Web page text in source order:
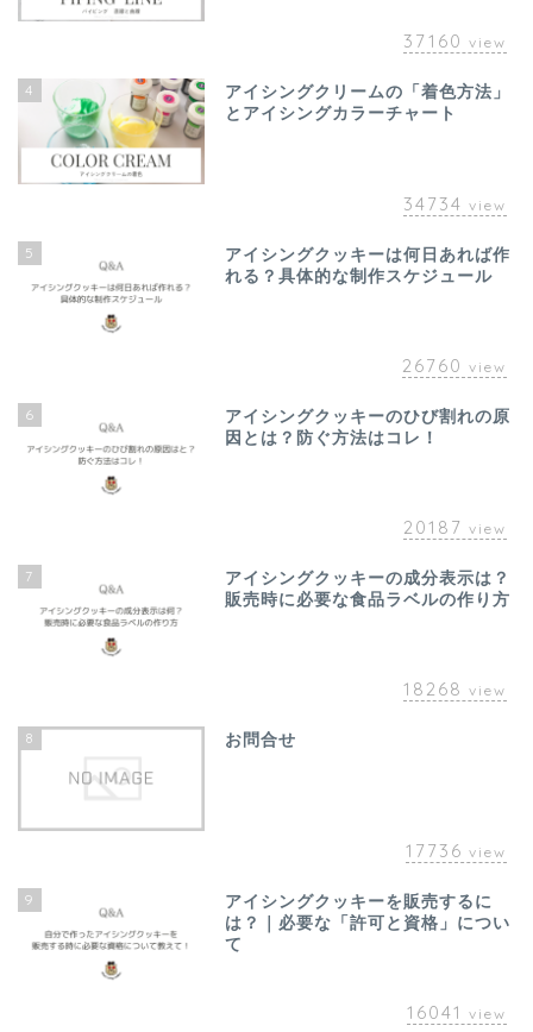
37160 view
4
アイシングクリームの「着色方法」
とアイシングカラーチャート
34734 view
5
アイシングクッキーは何日あれば作
れる？具体的な制作スケジュール
26760 view
6
アイシングクッキーのひび割れの原
因とは？防ぐ方法はコレ！
20187 view
7
アイシングクッキーの成分表示は？
販売時に必要な食品ラベルの作り方
18268 view
8 お問合せ
17736 view
9
アイシングクッキーを販売するに
は？｜必要な「許可と資格」につい
て
16041 view